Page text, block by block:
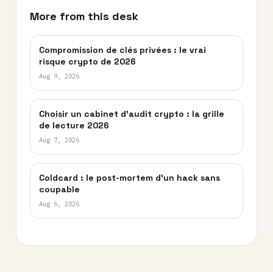
More from this desk
Compromission de clés privées : le vrai
risque crypto de 2026
Aug 9, 2026
Choisir un cabinet d’audit crypto : la grille
de lecture 2026
Aug 7, 2026
Coldcard : le post-mortem d’un hack sans
coupable
Aug 6, 2026